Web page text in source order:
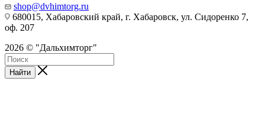
shop@dvhimtorg.ru
680015, Хабаровский край, г. Хабаровск, ул. Сидоренко 7,
оф. 207
2026 © "Дальхимторг"
Найти